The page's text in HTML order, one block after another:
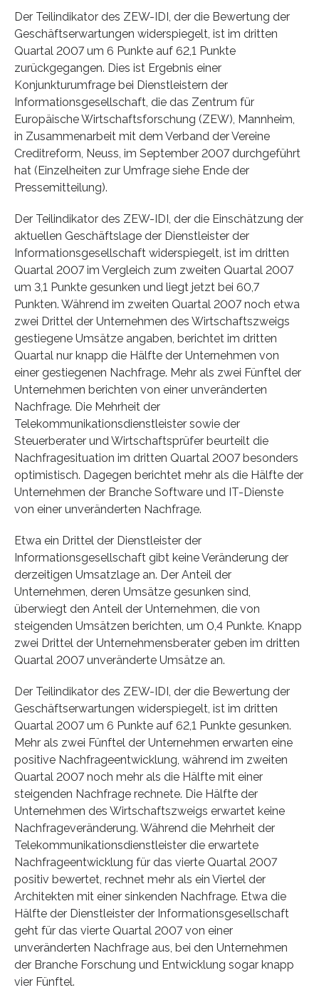
Der Teilindikator des ZEW-IDI, der die Bewertung der
Geschäftserwartungen widerspiegelt, ist im dritten
Quartal 2007 um 6 Punkte auf 62,1 Punkte
zurückgegangen. Dies ist Ergebnis einer
Konjunkturumfrage bei Dienstleistern der
Informationsgesellschaft, die das Zentrum für
Europäische Wirtschaftsforschung (ZEW), Mannheim,
in Zusammenarbeit mit dem Verband der Vereine
Creditreform, Neuss, im September 2007 durchgeführt
hat (Einzelheiten zur Umfrage siehe Ende der
Pressemitteilung).
Der Teilindikator des ZEW-IDI, der die Einschätzung der
aktuellen Geschäftslage der Dienstleister der
Informationsgesellschaft widerspiegelt, ist im dritten
Quartal 2007 im Vergleich zum zweiten Quartal 2007
um 3,1 Punkte gesunken und liegt jetzt bei 60,7
Punkten. Während im zweiten Quartal 2007 noch etwa
zwei Drittel der Unternehmen des Wirtschaftszweigs
gestiegene Umsätze angaben, berichtet im dritten
Quartal nur knapp die Hälfte der Unternehmen von
einer gestiegenen Nachfrage. Mehr als zwei Fünftel der
Unternehmen berichten von einer unveränderten
Nachfrage. Die Mehrheit der
Telekommunikationsdienstleister sowie der
Steuerberater und Wirtschaftsprüfer beurteilt die
Nachfragesituation im dritten Quartal 2007 besonders
optimistisch. Dagegen berichtet mehr als die Hälfte der
Unternehmen der Branche Software und IT-Dienste
von einer unveränderten Nachfrage.
Etwa ein Drittel der Dienstleister der
Informationsgesellschaft gibt keine Veränderung der
derzeitigen Umsatzlage an. Der Anteil der
Unternehmen, deren Umsätze gesunken sind,
überwiegt den Anteil der Unternehmen, die von
steigenden Umsätzen berichten, um 0,4 Punkte. Knapp
zwei Drittel der Unternehmensberater geben im dritten
Quartal 2007 unveränderte Umsätze an.
Der Teilindikator des ZEW-IDI, der die Bewertung der
Geschäftserwartungen widerspiegelt, ist im dritten
Quartal 2007 um 6 Punkte auf 62,1 Punkte gesunken.
Mehr als zwei Fünftel der Unternehmen erwarten eine
positive Nachfrageentwicklung, während im zweiten
Quartal 2007 noch mehr als die Hälfte mit einer
steigenden Nachfrage rechnete. Die Hälfte der
Unternehmen des Wirtschaftszweigs erwartet keine
Nachfrageveränderung. Während die Mehrheit der
Telekommunikationsdienstleister die erwartete
Nachfrageentwicklung für das vierte Quartal 2007
positiv bewertet, rechnet mehr als ein Viertel der
Architekten mit einer sinkenden Nachfrage. Etwa die
Hälfte der Dienstleister der Informationsgesellschaft
geht für das vierte Quartal 2007 von einer
unveränderten Nachfrage aus, bei den Unternehmen
der Branche Forschung und Entwicklung sogar knapp
vier Fünftel.